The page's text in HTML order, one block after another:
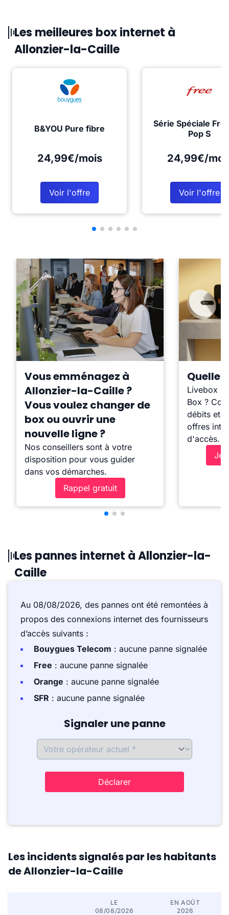
Les meilleures box internet à
Allonzier-la-Caille
B&YOU Pure fibre
24,99€/mois
Voir l'offre
Série Spéciale
Pop S
24,99€/
Voir l'offre
Vous emménagez à
Allonzier-la-Caille ?
Vous voulez changer de
box ou ouvrir une
nouvelle ligne ?
Nos conseillers sont à votre
disposition pour vous guider
dans vos démarches.
Rappel gratuit
Quelle
Livebox ?
Box ?
débits et
offres
d'accès.
Je
Les pannes internet à Allonzier-la-
Caille
Au 08/08/2026, des pannes ont été remontées à
propos des connexions internet des fournisseurs
d’accès suivants :
Bouygues Telecom : aucune panne signalée
Free : aucune panne signalée
Orange : aucune panne signalée
SFR : aucune panne signalée
Signaler une panne
Déclarer
Les incidents signalés par les habitants
de Allonzier-la-Caille
LE
08/08/2026
EN AOÛT
2026